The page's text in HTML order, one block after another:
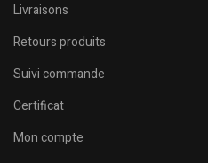
Livraisons
Retours produits
Suivi commande
Certificat
Mon compte